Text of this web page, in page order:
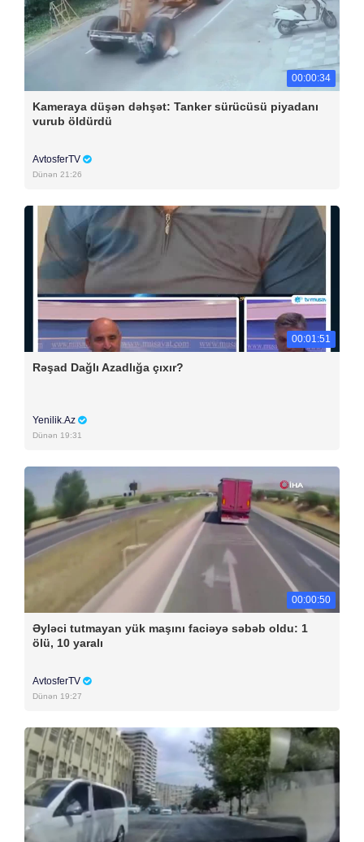
00:00:34
Kameraya düşən dəhşət: Tanker sürücüsü piyadanı
vurub öldürdü
AvtosferTV
Dünən 21:26
00:01:51
Rəşad Dağlı Azadlığa çıxır?
Yenilik.Az
Dünən 19:31
00:00:50
Əyləci tutmayan yük maşını faciəyə səbəb oldu: 1
ölü, 10 yaralı
AvtosferTV
Dünən 19:27